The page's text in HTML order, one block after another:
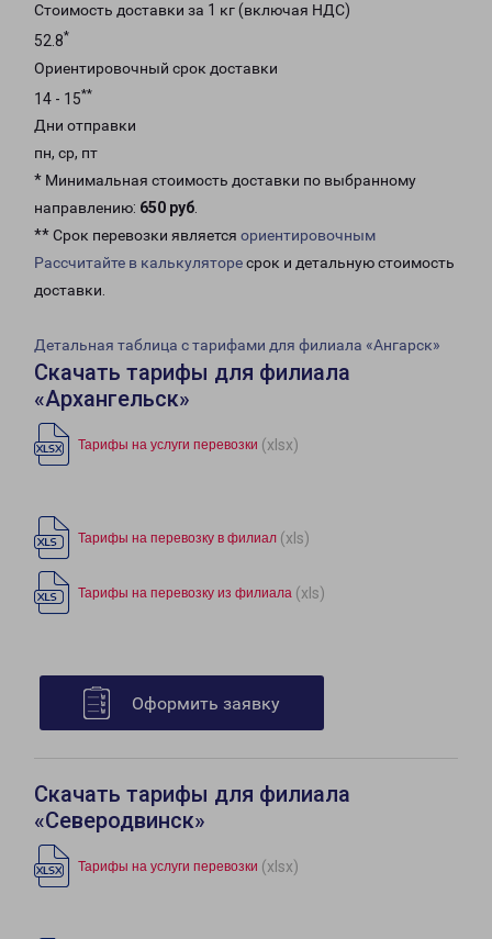
Стоимость доставки за 1 кг (включая НДС)
52.8*
Ориентировочный срок доставки
14 - 15**
Дни отправки
пн, ср, пт
* Минимальная стоимость доставки по выбранному
направлению: 650 руб.
** Срок перевозки является ориентировочным
Рассчитайте в калькуляторесрок и детальную стоимость
доставки.
Детальная таблица с тарифами для филиала «Ангарск»
Скачать тарифы для филиала
«Архангельск»
Тарифы на услуги перевозки (xlsx)
Тарифы на перевозку в филиал (xls)
Тарифы на перевозку из филиала (xls)
Оформить заявку
Скачать тарифы для филиала
«Северодвинск»
Тарифы на услуги перевозки (xlsx)